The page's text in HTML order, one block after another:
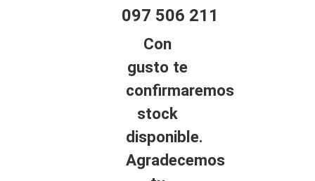
097 506 211
Con
gusto te
confirmaremos
stock
disponible.
Agradecemos